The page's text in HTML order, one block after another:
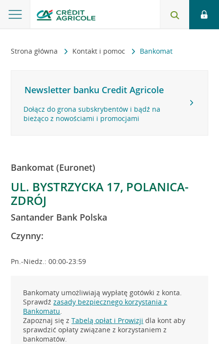
Strona główna Kontakt i pomoc Bankomat
Newsletter banku Credit Agricole
Dołącz do grona subskrybentów i bądź na
bieżąco z nowościami i promocjami
Bankomat (Euronet)
UL. BYSTRZYCKA 17, POLANICA-
ZDRÓJ
Santander Bank Polska
Czynny:
Pn.-Niedz.: 00:00-23:59
Bankomaty umożliwiają wypłatę gotówki z konta.
Sprawdźzasady bezpiecznego korzystania z
Bankomatu.
Zapoznaj się zTabelą opłat i Prowizji dla kont aby
sprawdzić opłaty związane z korzystaniem z
bankomatów.